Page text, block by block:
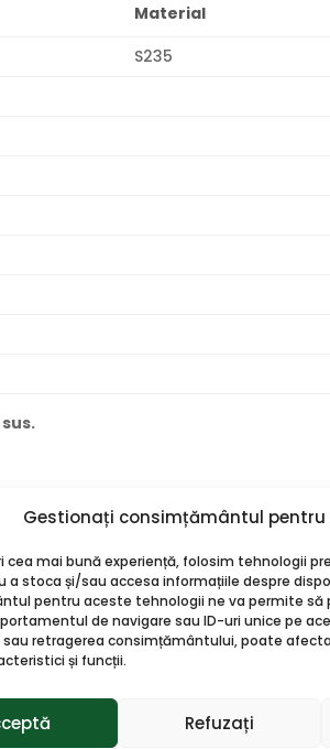
Gestionați consimțământul pentru
cea mai bună experiență, folosim tehnologii
a stoca și/sau accesa informațiile despre
pentru aceste tehnologii ne va permite să
de navigare sau ID-uri unice pe
sau retragerea consimțământului, poate
și funcții.
Refuzați
Material
S235